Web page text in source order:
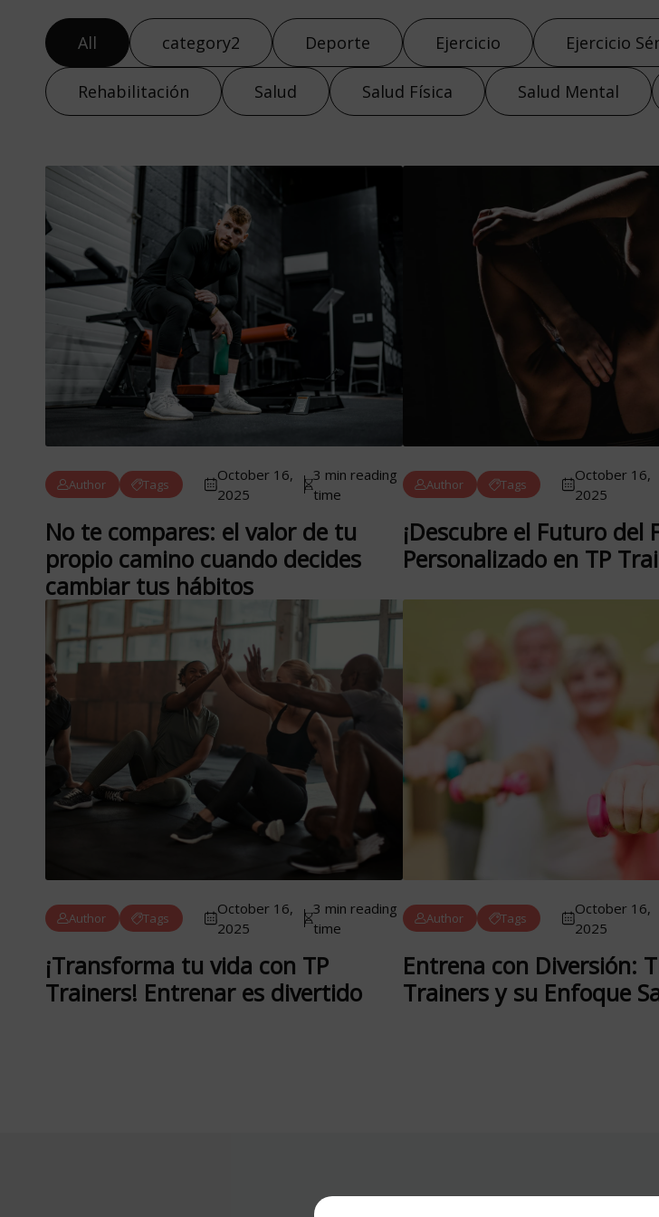
All category2 Deporte Ejercicio Ejercicio
Rehabilitación Salud Salud Física Salud Mental
Author Tags
October 16,
2025
3 min reading
time
No te compares: el valor de tu
propio camino cuando decides
cambiar tus hábitos
Author Tags
October 16,
2025
¡Descubre el Futuro del
Personalizado en TP
Author Tags
October 16,
2025
3 min reading
time
¡Transforma tu vida con TP
Trainers! Entrenar es divertido
Author Tags
October 16,
2025
Entrena con Diversión:
Trainers y su Enfoque